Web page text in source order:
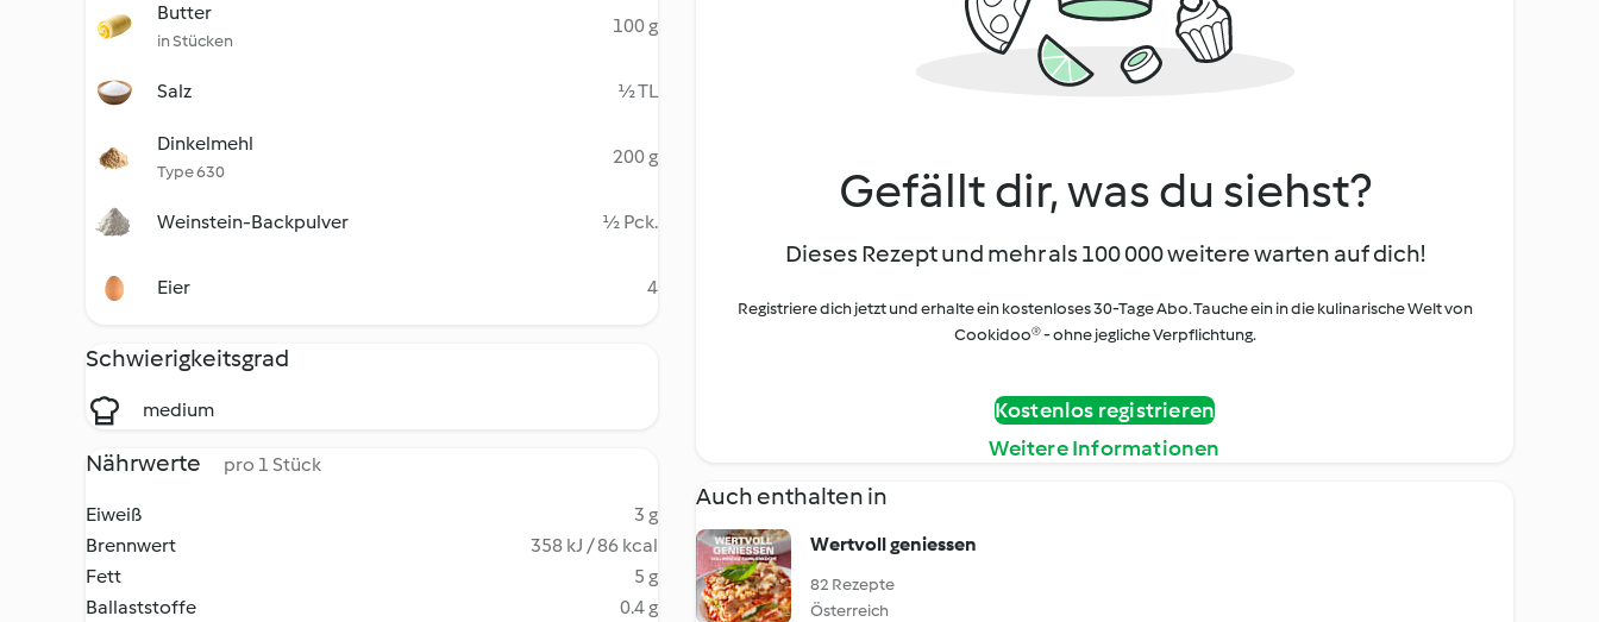
Butter
in Stücken
100 g
Salz ½ TL
Dinkelmehl
Type 630
200 g
Weinstein-Backpulver ½ Pck.
Eier 4
Schwierigkeitsgrad
medium
Nährwerte pro 1 Stück
Eiweiß
3 g
Brennwert
358 kJ / 86 kcal
Fett
5 g
Ballaststoffe
0.4 g
Gefällt dir, was du siehst?
Dieses Rezept und mehr als 100 000 weitere warten auf dich!
Registriere dich jetzt und erhalte ein kostenloses 30-Tage Abo. Tauche ein in die kulinarische Welt von
Cookidoo® - ohne jegliche Verpflichtung.
Kostenlos registrieren
Weitere Informationen
Auch enthalten in
Wertvoll geniessen
82 Rezepte
Österreich